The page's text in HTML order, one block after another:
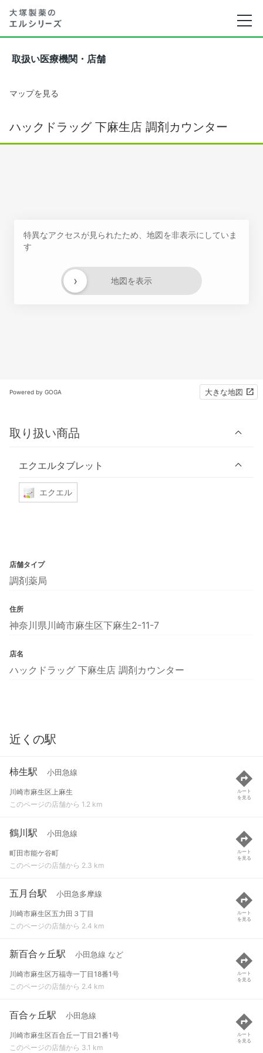
取扱い医療機関・店舗
マップを見る
ハックドラッグ 下麻生店 調剤カウンター
特異なアクセスが見られたため、地図を非表示にしていま
す
地図を表示
›
Powered by GOGA 大きな地図
取り扱い商品
エクエルタブレット
エクエル
店舗タイプ
調剤薬局
住所
神奈川県川崎市麻生区下麻生2-11-7
店名
ハックドラッグ 下麻生店 調剤カウンター
近くの駅
柿生駅 小田急線
川崎市麻生区上麻生
このページの店舗から 1.2 km
ルート
を見る
鶴川駅 小田急線
町田市能ケ谷町
このページの店舗から 2.3 km
ルート
を見る
五月台駅 小田急多摩線
川崎市麻生区五力田３丁目
このページの店舗から 2.4 km
ルート
を見る
新百合ヶ丘駅 小田急線 など
川崎市麻生区万福寺一丁目18番1号
このページの店舗から 2.4 km
ルート
を見る
百合ヶ丘駅 小田急線
川崎市麻生区百合丘一丁目21番1号
このページの店舗から 3.1 km
ルート
を見る